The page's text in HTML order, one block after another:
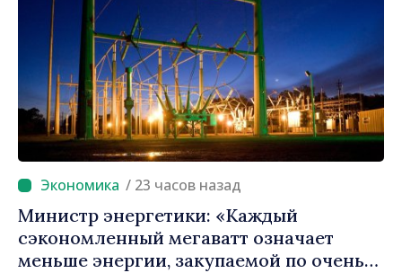
/ 23 часов назад
Министр энергетики: «Каждый
сэкономленный мегаватт означает
меньше энергии, закупаемой по очень